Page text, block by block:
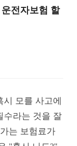
전자보험 할
시 모를 사고에
수라는 것을 잘
는 보험료가